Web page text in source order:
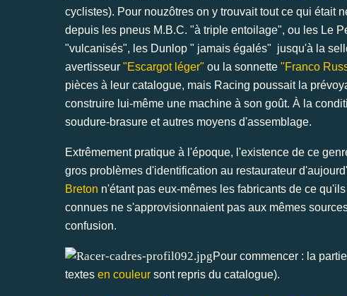
cyclistes). Pour nouzôtres on y trouvait tout ce qui était
depuis les pneus M.B.C. "à triple entoilage", ou les Le
"vulcanisés", les Dunlop " jamais égalés" jusqu'à la
avertisseur "Escargot léger" ou la sonnette "Franco
pièces à leur catalogue, mais Racing poussait la
construire lui-même une machine à son goût. À la
soudure-brasure et autres moyens d'assemblage.
Extrêmement pratique à l'époque, l'existence de ce
gros problèmes d'identification au restaurateur
Breton n'étant pas eux-mêmes les fabricants de ce
connues ne s'approvisionnaient pas aux mêmes
confusion.
Pour commencer : la
textes en couleur sont repris du catalogue).